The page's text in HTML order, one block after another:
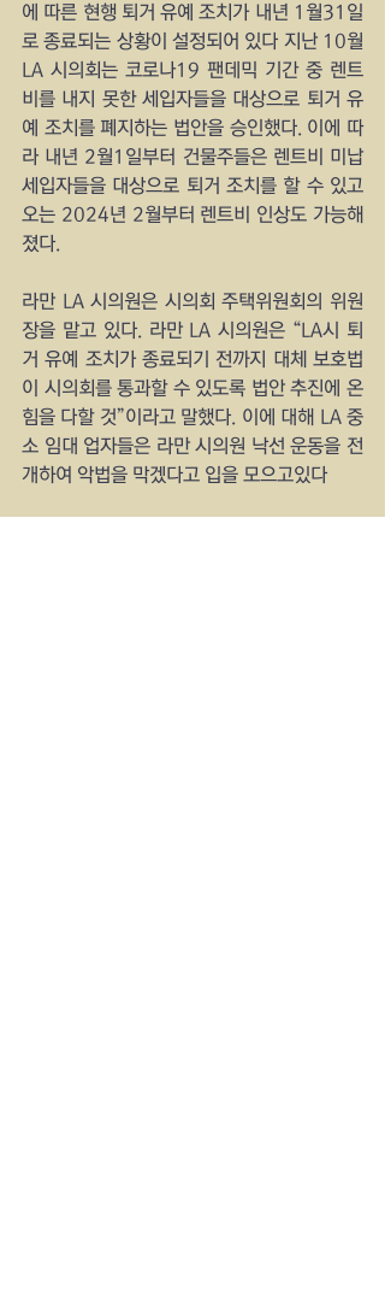
에 따른 현행 퇴거 유예 조치가 내년 1월31일
로 종료되는 상황이 설정되어 있다 지난 10월
LA 시의회는 코로나19 팬데믹 기간 중 렌트
비를 내지 못한 세입자들을 대상으로 퇴거 유
예 조치를 폐지하는 법안을 승인했다. 이에 따
라 내년 2월1일부터 건물주들은 렌트비 미납
세입자들을 대상으로 퇴거 조치를 할 수 있고
오는 2024년 2월부터 렌트비 인상도 가능해
졌다.
라만 LA 시의원은 시의회 주택위원회의 위원
장을 맡고 있다. 라만 LA 시의원은 “LA시 퇴
거 유예 조치가 종료되기 전까지 대체 보호법
이 시의회를 통과할 수 있도록 법안 추진에 온
힘을 다할 것”이라고 말했다. 이에 대해 LA 중
소 임대 업자들은 라만 시의원 낙선 운동을 전
개하여 악법을 막겠다고 입을 모으고있다